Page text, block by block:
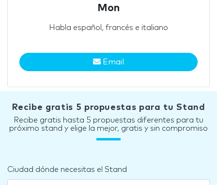
Mon
Habla español, francés e italiano
Email
Recibe gratis 5 propuestas para tu Stand
Recibe gratis hasta 5 propuestas diferentes para tu
próximo stand y elige la mejor, gratis y sin compromiso
Ciudad dónde necesitas el Stand